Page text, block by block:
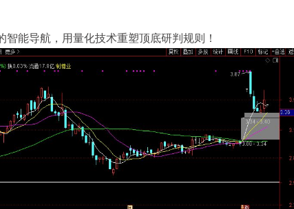
能导航，用量化技术重塑顶底研判规则！